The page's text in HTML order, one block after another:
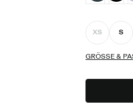
XS S
GRÖSSE &